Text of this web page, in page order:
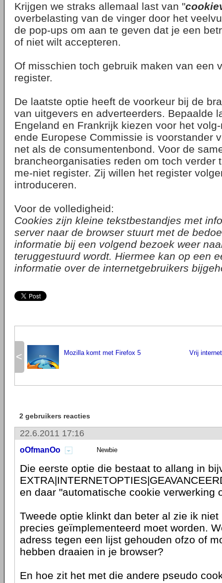
Krijgen we straks allemaal last van "
overbelasting van de vinger door het
de pop-ups om aan te geven dat je een
of niet wilt accepteren.
Of misschien toch gebruik maken van een
register.
De laatste optie heeft de voorkeur bij de
van uitgevers en adverteerders. Bepaalde
Engeland en Frankrijk kiezen voor het
ende Europese Commissie is voorstander
net als de consumentenbond. Voor de
brancheorganisaties reden om toch verder
me-niet register. Zij willen het register
introduceren.
Voor de volledigheid:
Cookies zijn kleine tekstbestandjes met
server naar de browser stuurt met de
informatie bij een volgend bezoek weer
teruggestuurd wordt. Hiermee kan op een
informatie over de internetgebruikers
< Mozilla komt met Firefox 5 Vrij
2 gebruikers reacties
22.6.2011 17:16
oOfmanOo Newbie
Die eerste optie die bestaat to allang in
en daar "automatische cookie verwerking
Tweede optie klinkt dan beter al zie ik
precies geïmplementeerd moet worden.
adress tegen een lijst gehouden ofzo of
hebben draaien in je browser?
En hoe zit het met die andere pseudo